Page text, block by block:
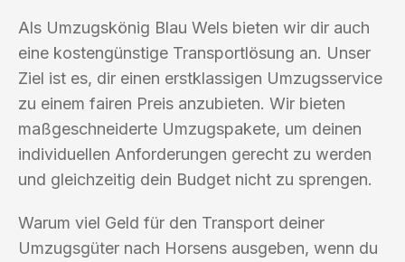
Als Umzugskönig Blau Wels bieten wir dir auch
eine kostengünstige Transportlösung an. Unser
Ziel ist es, dir einen erstklassigen Umzugsservice
zu einem fairen Preis anzubieten. Wir bieten
maßgeschneiderte Umzugspakete, um deinen
individuellen Anforderungen gerecht zu werden
und gleichzeitig dein Budget nicht zu sprengen.
Warum viel Geld für den Transport deiner
Umzugsgüter nach Horsens ausgeben, wenn du